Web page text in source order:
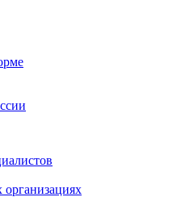
организациях